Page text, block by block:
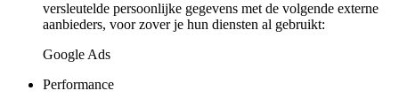
versleutelde persoonlijke gegevens met de volgende externe
aanbieders, voor zover je hun diensten al gebruikt:
Google Ads
Performance